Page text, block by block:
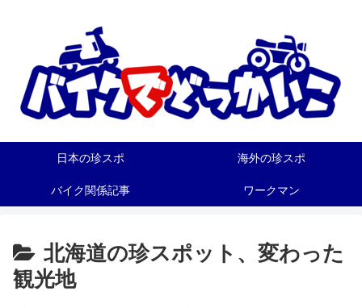
日本の珍スポ 海外の珍スポ
バイク関係記事 ワークマン
北海道の珍スポット、変わった
観光地